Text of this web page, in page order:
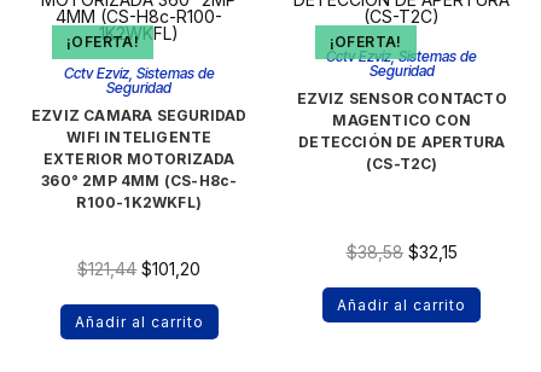
¡OFERTA!
Cctv Ezviz, Sistemas de
Seguridad
EZVIZ CAMARA SEGURIDAD
WIFI INTELIGENTE
EXTERIOR MOTORIZADA
360° 2MP 4MM (CS-H8c-
R100-1K2WKFL)
$121,44 $101,20
Añadir al carrito
¡OFERTA!
Cctv Ezviz,Sistemas de
Seguridad
EZVIZ SENSOR CONTACTO
MAGENTICO CON
DETECCIÓN DE APERTURA
(CS-T2C)
$38,58 $32,15
Añadir al carrito